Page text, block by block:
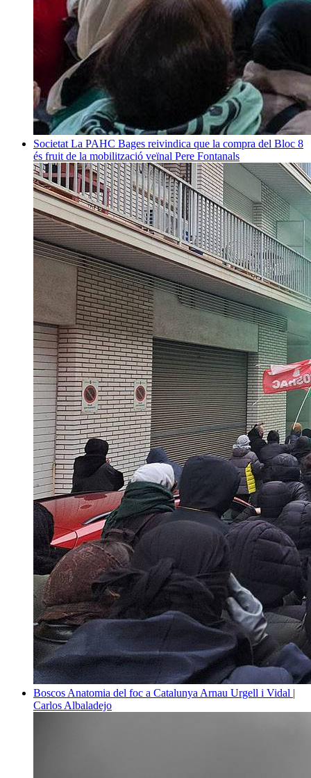
Societat La PAHC Bages reivindica que la compra del Bloc 8
és fruit de la mobilització veïnal Pere Fontanals
Boscos Anatomia del foc a Catalunya Arnau Urgell i Vidal |
Carlos Albaladejo